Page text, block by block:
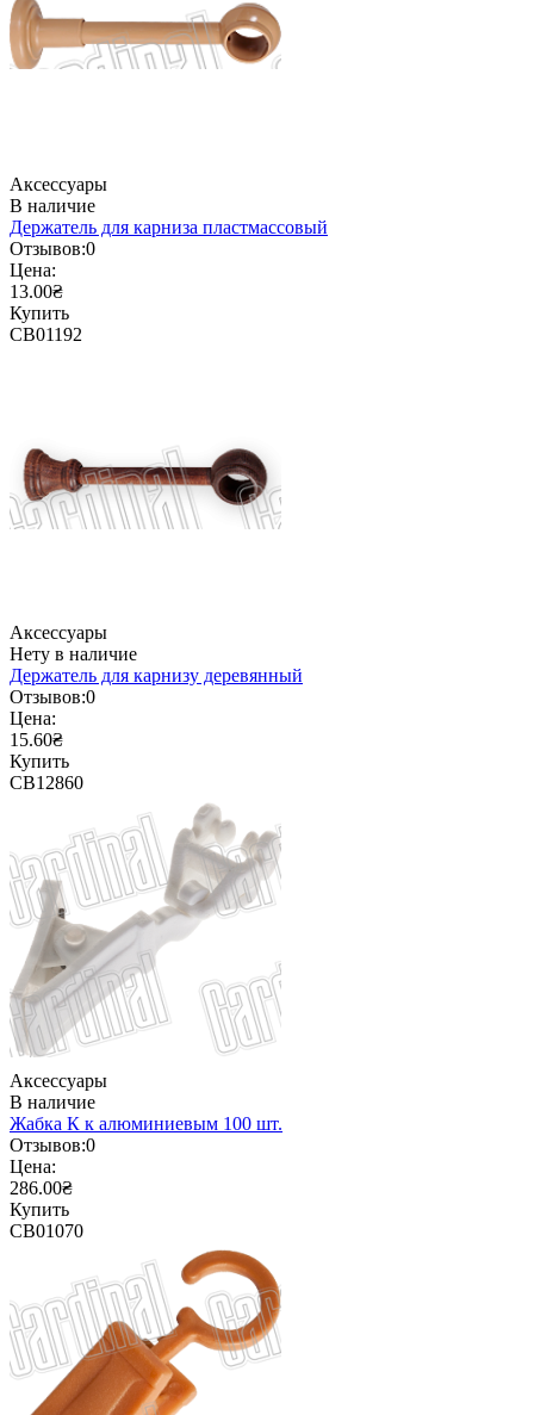
Аксессуары
В наличие
Держатель для карниза пластмассовый
Отзывов:0
Цена:
13.00₴
Купить
CB01192
Аксессуары
Нету в наличие
Держатель для карнизу деревянный
Отзывов:0
Цена:
15.60₴
Купить
CB12860
Аксессуары
В наличие
Жабка К к алюминиевым 100 шт.
Отзывов:0
Цена:
286.00₴
Купить
CB01070